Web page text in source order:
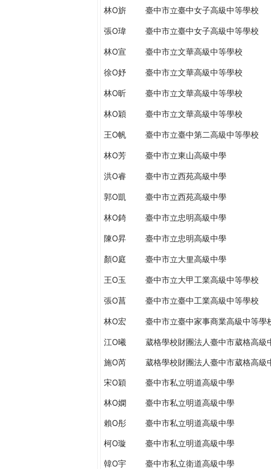
林O旂 臺中市立臺中女子高級中等學校
張O瑋 臺中市立臺中女子高級中等學校
林O宣 臺中市立文華高級中等學校
徐O妤 臺中市立文華高級中等學校
林O昕 臺中市立文華高級中等學校
林O穎 臺中市立文華高級中等學校
王O帆 臺中市立臺中第二高級中等學校
林O芳 臺中市立東山高級中學
洪O睿 臺中市立西苑高級中學
郭O凱 臺中市立西苑高級中學
林O錡 臺中市立忠明高級中學
陳O昇 臺中市立忠明高級中學
顏O庭 臺中市立大里高級中學
王O玉 臺中市立大甲工業高級中等學校
張O菖 臺中市立臺中工業高級中等學校
林O宏 臺中市立臺中家事商業高級中等學
江O曦 葳格學校財團法人臺中市葳格高級
施O芮
葳格學校財團法人臺中市葳格高級
宋O穎
臺中市私立明道高級中學
林O嫻
臺中市私立明道高級中學
賴O彤
臺中市私立明道高級中學
柯O璇
臺中市私立明道高級中學
韓O宇
臺中市私立衛道高級中學